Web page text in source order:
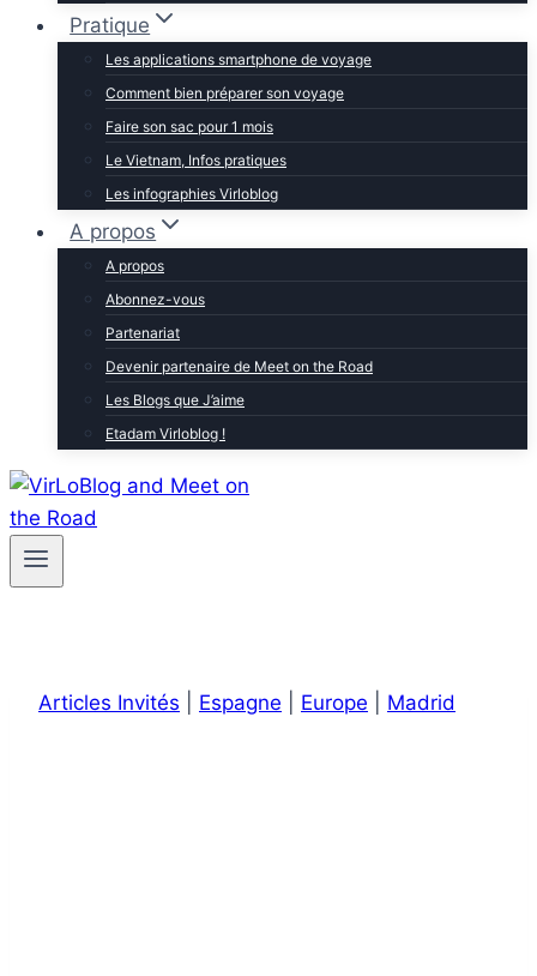
Pratique
Les applications smartphone de voyage
Comment bien préparer son voyage
Faire son sac pour 1 mois
Le Vietnam, Infos pratiques
Les infographies Virloblog
A propos
A propos
Abonnez-vous
Partenariat
Devenir partenaire de Meet on the Road
Les Blogs que J’aime
Etadam Virloblog !
Articles Invités Espagne Europe Madrid